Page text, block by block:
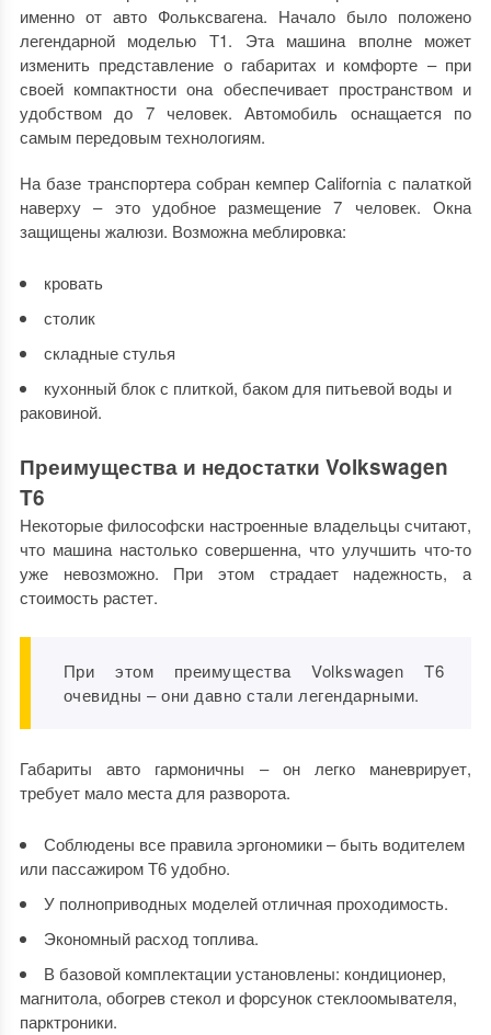
именно от авто Фольксвагена. Начало было положено
легендарной моделью Т1. Эта машина вполне может
изменить представление о габаритах и комфорте – при
своей компактности она обеспечивает пространством и
удобством до 7 человек. Автомобиль оснащается по
самым передовым технологиям.
На базе транспортера собран кемпер California с палаткой
наверху – это удобное размещение 7 человек. Окна
защищены жалюзи. Возможна меблировка:
кровать
столик
складные стулья
кухонный блок с плиткой, баком для питьевой воды и
раковиной.
Преимущества и недостатки Volkswagen
T6
Некоторые философски настроенные владельцы считают,
что машина настолько совершенна, что улучшить что-то
уже невозможно. При этом страдает надежность, а
стоимость растет.
При этом преимущества Volkswagen T6
очевидны – они давно стали легендарными.
Габариты авто гармоничны – он легко маневрирует,
требует мало места для разворота.
Соблюдены все правила эргономики – быть водителем
или пассажиром Т6 удобно.
У полноприводных моделей отличная проходимость.
Экономный расход топлива.
В базовой комплектации установлены: кондиционер,
магнитола, обогрев стекол и форсунок стеклоомывателя,
парктроники.